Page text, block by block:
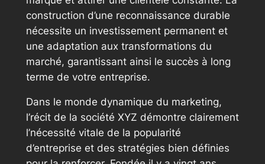
construction d’une reconnaissance durable
nécessite un investissement permanent et
une adaptation aux transformations du
marché, garantissant ainsi le succès à long
terme de votre entreprise.
Dans le monde dynamique du marketing,
l’récit de la société XYZ démontre clairement
l’nécessité vitale de la popularité
d’entreprise et des stratégies bien définies